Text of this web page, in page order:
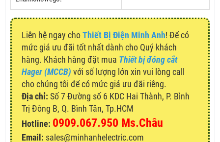
Liên hệ ngay choThiết Bị Điện Minh Anh! Để có
mức giá ưu đãi tốt nhất dành cho Quý khách
hàng. Khách hàng đặt mua Thiết bị đóng cắt
Hager (MCCB) với số lượng lớn xin vui lòng call
cho chúng tôi để có mức giá ưu đãi riêng.
Địa chỉ: Số 7 Đường số 6 KDC Hai Thành, P. Bình
Trị Đông B, Q. Bình Tân, Tp.HCM
Hotline: 0909.067.950 Ms.Châu
Email: sales@minhanhelectric.com